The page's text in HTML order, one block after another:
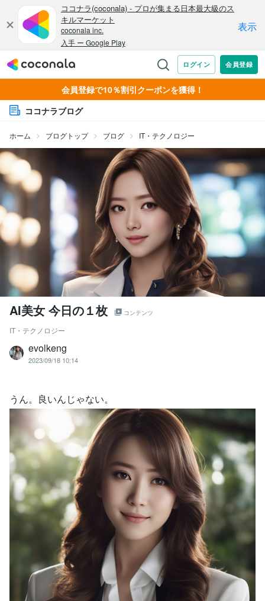
会員登録で10％割引クーポンを獲得！
ココナラブログ
ホーム ブログトップ ブログ IT・テクノロジー
AI美女 今日の１枚 コンテンツ
IT・テクノロジー
evolkeng
2023/09/18 10:14
うん。良いんじゃない。